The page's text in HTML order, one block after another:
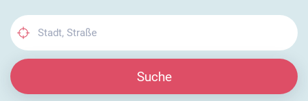
Suche